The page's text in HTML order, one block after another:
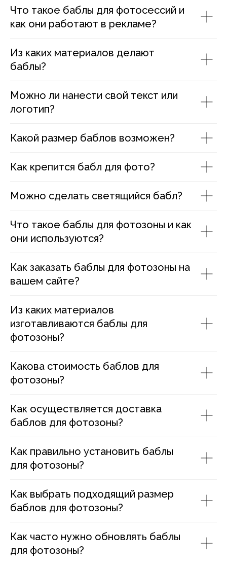
Что такое баблы для фотосессий и
как они работают в рекламе?
Из каких материалов делают
баблы?
Можно ли нанести свой текст или
логотип?
Какой размер баблов возможен?
Как крепится бабл для фото?
Можно сделать светящийся бабл?
Что такое баблы для фотозоны и как
они используются?
Как заказать баблы для фотозоны на
вашем сайте?
Из каких материалов
изготавливаются баблы для
фотозоны?
Какова стоимость баблов для
фотозоны?
Как осуществляется доставка
баблов для фотозоны?
Как правильно установить баблы
для фотозоны?
Как выбрать подходящий размер
баблов для фотозоны?
Как часто нужно обновлять баблы
для фотозоны?